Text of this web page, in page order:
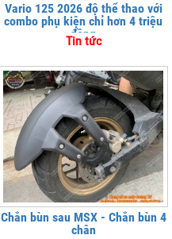
Vario 125 2026 độ thể thao với
combo phụ kiện chỉ hơn 4 triệu
đồng
Tin tức
Chắn bùn sau MSX - Chắn bùn 4
chân